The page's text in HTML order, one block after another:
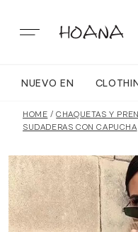
content
NUEVO EN
TODA LA ROPA
LOUNGEWEAR
HOME /CHAQUETAS Y
SUDADERAS CON CAPUCHA